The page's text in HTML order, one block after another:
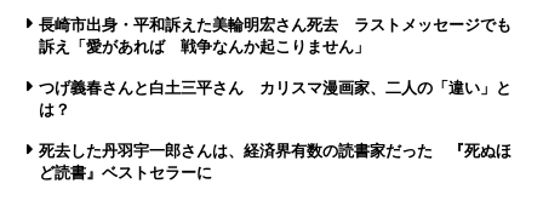
長崎市出身・平和訴えた美輪明宏さん死去 ラストメッセージでも
訴え「愛があれば 戦争なんか起こりません」
つげ義春さんと白土三平さん カリスマ漫画家、二人の「違い」と
は？
死去した丹羽宇一郎さんは、経済界有数の読書家だった 『死ぬほ
ど読書』ベストセラーに